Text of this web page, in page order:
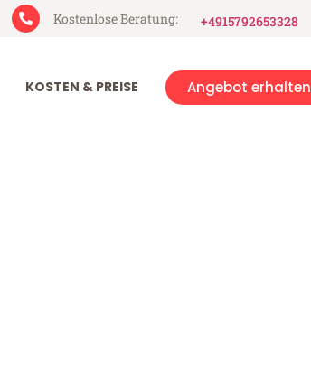
Kostenlose Beratung: +4915792653328
KOSTEN & PREISE Angebot erhalten